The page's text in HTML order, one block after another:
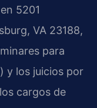
5201
VA 23188,
para
y los juicios por
cargos de